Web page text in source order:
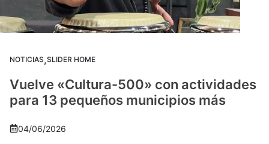
NOTICIAS,SLIDER HOME
Vuelve «Cultura-500» con actividades
para 13 pequeños municipios más
04/06/2026